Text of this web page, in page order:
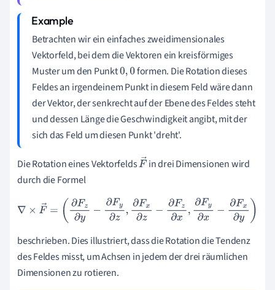
Betrachten wir ein einfaches zweidimensionales
Vektorfeld, bei dem die Vektoren ein kreisförmiges
Muster um den Punkt0,0 formen. Die Rotation dieses
Feldes an irgendeinem Punkt in diesem Feld wäre dann
der Vektor, der senkrecht auf der Ebene des Feldes steht
und dessen Länge die Geschwindigkeit angibt, mit der
sich das Feld um diesen Punkt 'dreht'.
Die Rotation eines VektorfeldsF in drei Dimensionen wird
durch die Formel
∇ ×F →= (∂Fz∂ Fy∂z Fx∂z− ∂x,∂F ∂x−∂F )
beschrieben. Dies illustriert, dass die Rotation die Tendenz
des Feldes misst, um Achsen in jedem der drei räumlichen
Dimensionen zu rotieren.